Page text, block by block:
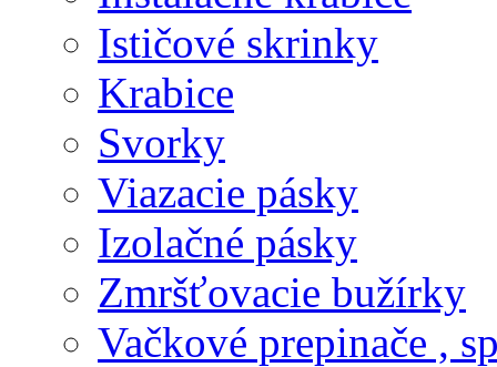
Ističové skrinky
Krabice
Svorky
Viazacie pásky
Izolačné pásky
Zmršťovacie bužírky
Vačkové prepinače ,